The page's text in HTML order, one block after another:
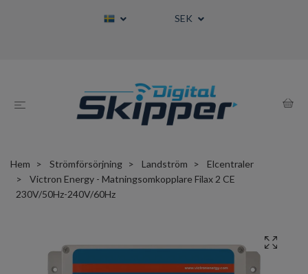
SEK
Hem Strömförsörjning Landström
Elcentraler
Victron Energy - Matningsomkopplare Filax 2 CE
230V/50Hz-240V/60Hz